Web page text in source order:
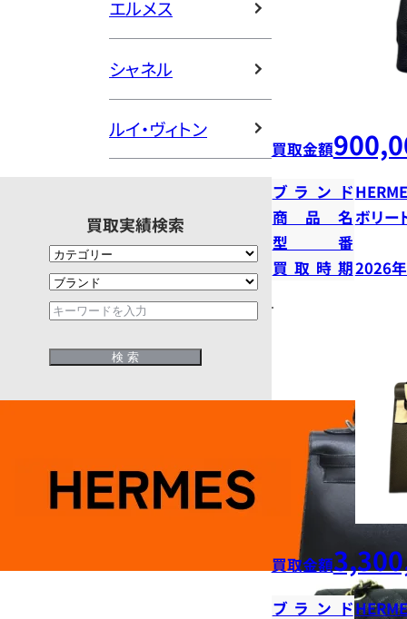
エルメス
シャネル
ルイ・ヴィトン
買取実績検索
買取金額
ブランド
商品名ボリー
型番
買取時期2026
買取金額
ブランド